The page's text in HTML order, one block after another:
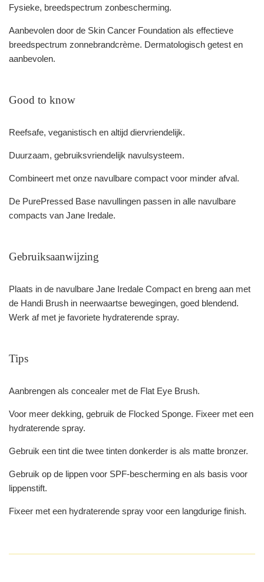
Fysieke, breedspectrum zonbescherming.
Aanbevolen door de Skin Cancer Foundation als effectieve
breedspectrum zonnebrandcrème. Dermatologisch getest en
aanbevolen.
Good to know
Reefsafe, veganistisch en altijd diervriendelijk.
Duurzaam, gebruiksvriendelijk navulsysteem.
Combineert met onze navulbare compact voor minder afval.
De PurePressed Base navullingen passen in alle navulbare
compacts van Jane Iredale.
Gebruiksaanwijzing
Plaats in de navulbare Jane Iredale Compact en breng aan met
de Handi Brush in neerwaartse bewegingen, goed blendend.
Werk af met je favoriete hydraterende spray.
Tips
Aanbrengen als concealer met de Flat Eye Brush.
Voor meer dekking, gebruik de Flocked Sponge. Fixeer met een
hydraterende spray.
Gebruik een tint die twee tinten donkerder is als matte bronzer.
Gebruik op de lippen voor SPF-bescherming en als basis voor
lippenstift.
Fixeer met een hydraterende spray voor een langdurige finish.